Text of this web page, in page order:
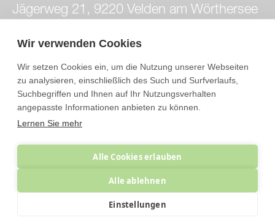
Jägerweg 21, 9220 Velden am Wörthersee
velden.peruecken@pfister.cc
Filiale Wien
Hermanngasse 10/1/4, 1070 Wien
+43 676/843 133 600
peruecken.wien@pfister.cc
Facebook
Wir verwenden Cookies
Wir setzen Cookies ein, um die Nutzung unserer Webseiten
zu analysieren, einschließlich des Such und Surfverlaufs,
Suchbegriffen und Ihnen auf Ihr Nutzungsverhalten
angepasste Informationen anbieten zu können.
Lernen Sie mehr
Alle Cookies erlauben
Alle ablehnen
Einstellungen